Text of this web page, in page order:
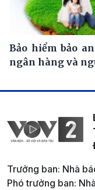
Bảo hiểm bảo
ngân hàng và
Trưởng ban: Nhà
Phó trưởng ban: